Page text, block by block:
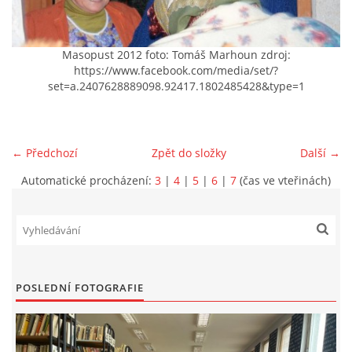
VIDEA Z DRONU
ČASOSBĚRY - CHRÁŠŤANY
GRANTY A DOTACE
Masopust 2012 foto: Tomáš Marhoun zdroj:
https://www.facebook.com/media/set/?
set=a.2407628889098.92417.1802485428&type=1
← Předchozí Další →
Zpět do složky
Automatické procházení: 3 | 4 | 5 | 6 | 7 (čas ve vteřinách)
POSLEDNÍ FOTOGRAFIE